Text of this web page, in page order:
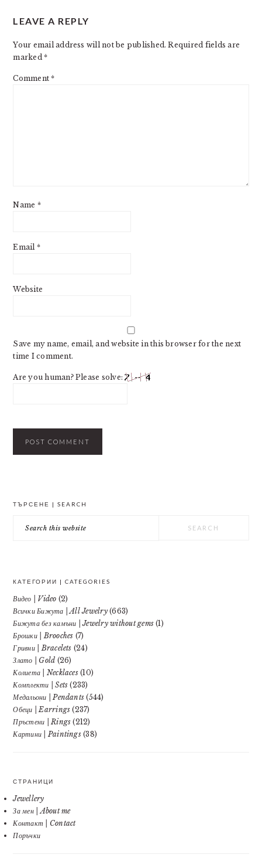
INTERACTIONS
LEAVE A REPLY
Your email address will not be published. Required fields are
marked*
Comment*
Name *
Email *
Website
Save my name, email, and website in this browser for the next
time I comment.
Are you human? Please solve:
ТЪРСЕНЕ | SEARCH
this
КАТЕГОРИИ | CATEGORIES
Видео | Video (2)
Всички Бижута | All Jewelry(663)
Бижута без камъни | Jewelry without gems (1)
Брошки | Brooches (7)
Гривни | Bracelets (24)
Злато | Gold (26)
Колиета | Necklaces(10)
Комплекти | Sets (233)
Медальони | Pendants (544)
Обеци | Earrings (237)
Пръстени | Rings (212)
Картини | Paintings(38)
СТРАНИЦИ
Jewellery
За мен | About me
Контакт | Contact
Поръчки